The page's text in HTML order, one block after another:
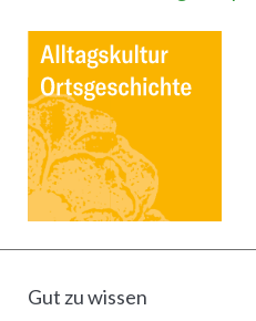
Gut zu wissen